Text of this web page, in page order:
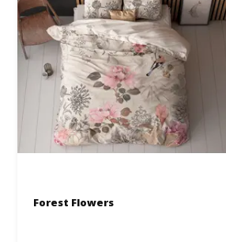
Forest Flowers